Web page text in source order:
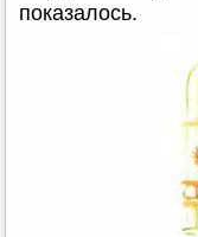
показалось.